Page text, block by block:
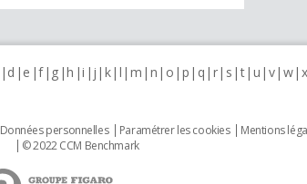
d e f g h i j k l m n o p q r s t u v w x
Données personnelles Paramétrer les cookies Mentions
© 2022 CCM Benchmark